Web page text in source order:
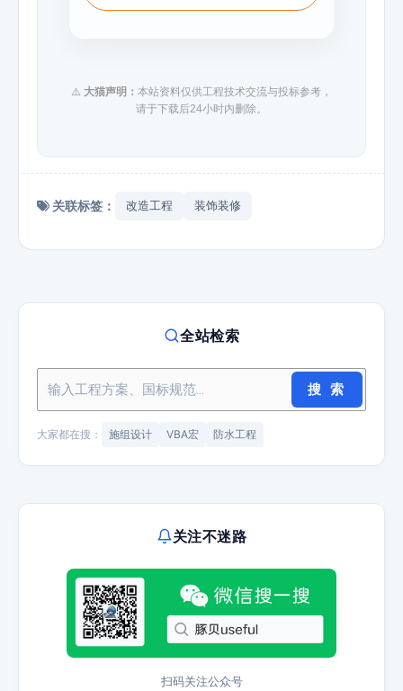
⚠️ 大猫声明： 本站资料仅供工程技术交流与投标参考，
请于下载后24小时内删除。
关联标签： 改造工程 装饰装修
全站检索
搜 索
大家都在搜： 施组设计 VBA宏 防水工程
关注不迷路
扫码关注公众号